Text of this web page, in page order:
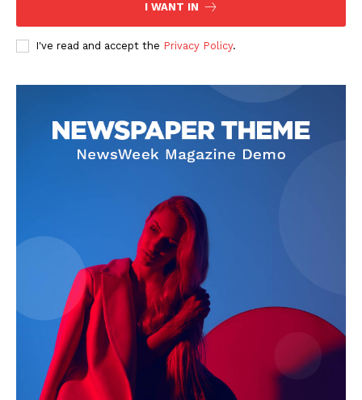
I WANT IN
I've read and accept the Privacy Policy.